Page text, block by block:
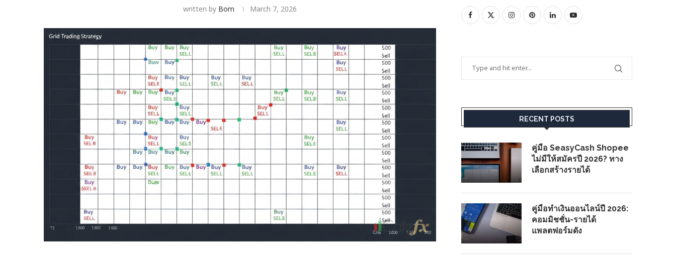
written by Bom March 7, 2026
RECENT POSTS
คู่มือ SeasyCash Shopee
ไม่มีให้สมัครปี 2026? ทาง
เลือกสร้างรายได้
คู่มือทำเงินออนไลน์ปี 2026:
คอมมิชชั่น-รายได้
แพลตฟอร์มดัง